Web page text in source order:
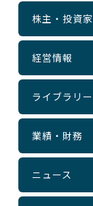
株主・投資
経営情報
ライブラリー
業績・財務
ニュース